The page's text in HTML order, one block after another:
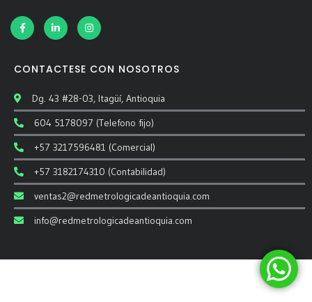
CONTACTESE CON NOSOTROS
Dg. 43 #28-03, Itagüí, Antioquia
604 5178097 (Telefono fijo)
+57 3217596481 (Comercial)
+57 3182174310 (Contabilidad)
ventas2@redmetrologicadeantioquia.com
info@redmetrologicadeantioquia.com